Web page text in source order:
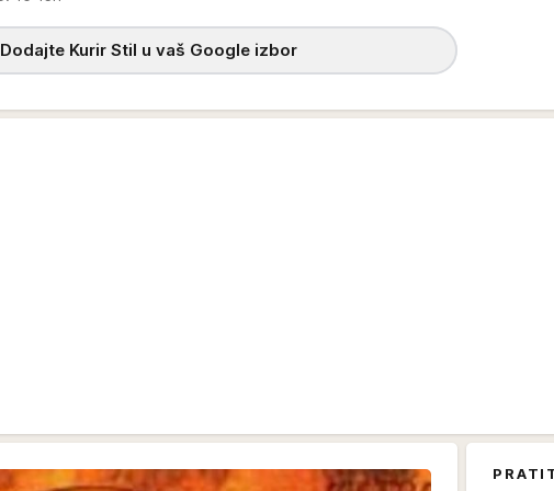
Dodajte Kurir Stil u vaš Google izbor